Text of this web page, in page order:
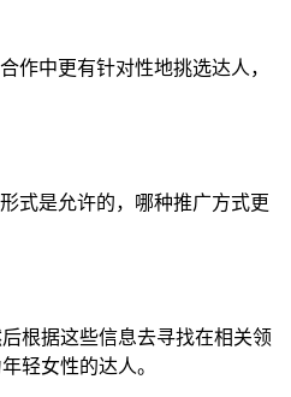
作中更有针对性地挑选达人，
式是允许的，哪种推广方式更
根据这些信息去寻找在相关领
轻女性的达人。